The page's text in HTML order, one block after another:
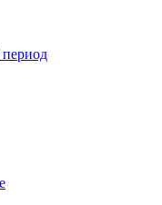
период